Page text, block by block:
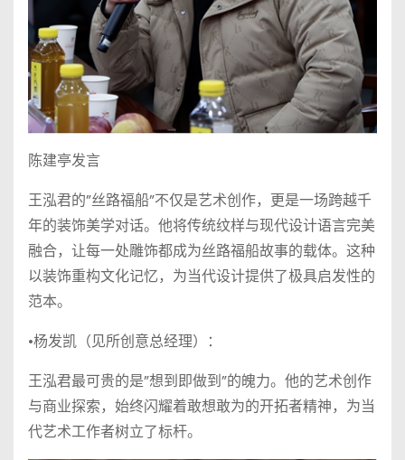
陈建亭发言
王泓君的”丝路福船”不仅是艺术创作，更是一场跨越千
年的装饰美学对话。他将传统纹样与现代设计语言完美
融合，让每一处雕饰都成为丝路福船故事的载体。这种
以装饰重构文化记忆，为当代设计提供了极具启发性的
范本。
•杨发凯（见所创意总经理）：
王泓君最可贵的是”想到即做到”的魄力。他的艺术创作
与商业探索，始终闪耀着敢想敢为的开拓者精神，为当
代艺术工作者树立了标杆。